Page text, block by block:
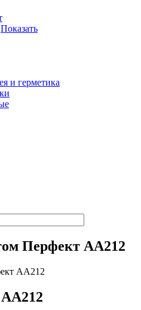
Показать
и герметика
Перфект AA212